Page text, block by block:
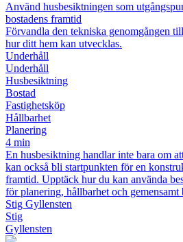
Använd husbesiktningen som
bostadens framtid
Förvandla den tekniska genomgången
hur ditt hem kan utvecklas.
Underhåll
Underhåll
Husbesiktning
Bostad
Fastighetsköp
Hållbarhet
Planering
4 min
En husbesiktning handlar inte bara om
kan också bli startpunkten för en
framtid. Upptäck hur du kan använda
för planering, hållbarhet och gemensamt
Stig Gyllensten
Stig
Gyllensten